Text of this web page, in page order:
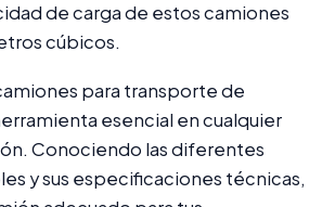
de carga de estos camiones
cúbicos.
para transporte de
esencial en cualquier
Conociendo las diferentes
y sus especificaciones técnicas,